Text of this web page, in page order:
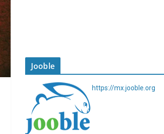
Jooble
https://mx.jooble.org